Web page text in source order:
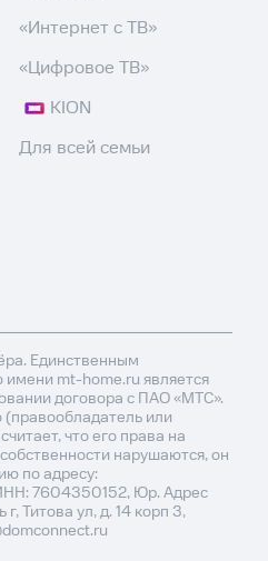
«Интернет с ТВ»
«Цифровое ТВ»
KION
Для всей семьи
Единственным
mt-home.ru является
договора с ПАО «МТС».
(правообладатель или
что его права на
нарушаются, он
по адресу:
7604350152, Юр. Адрес
Титова ул, д. 14 корп 3,